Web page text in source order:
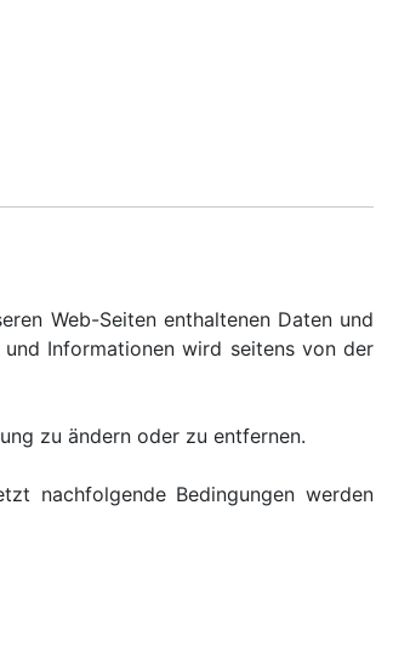
Web-Seiten enthaltenen Daten und
Informationen wird seitens von der
zu ändern oder zu entfernen.
nachfolgende Bedingungen werden